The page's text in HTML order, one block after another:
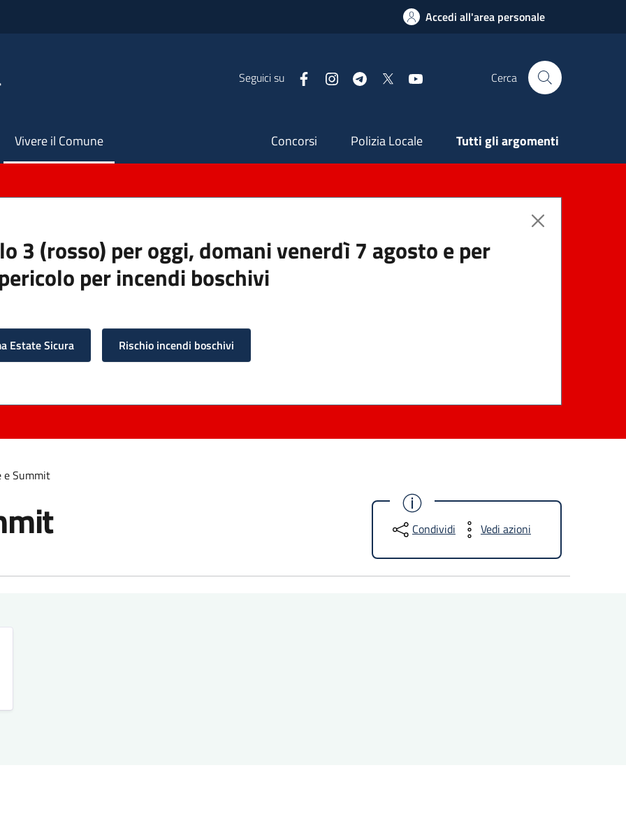
Accedi all'area personale
Seguici su FacebookInstagramTelegram Cerca
Vivere il Comune Secondaria
Concorsi Polizia Locale Tutti gli argomenti
3 (rosso) per oggi, domani venerdì 7 agosto e per
per incendi boschivi
Estate Sicura Rischio incendi boschivi
e Summit
Condividi Vedi azioni